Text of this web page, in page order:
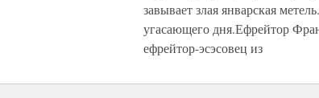
завывает злая январская
угасающего дня.Ефрейтор
ефрейтор-эсэсовец из